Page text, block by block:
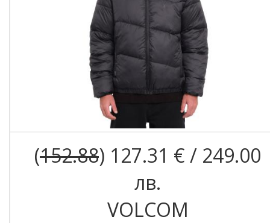
(152.88) 127.31 € / 249.00
лв.
VOLCOM